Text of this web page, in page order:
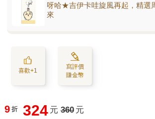
呀哈★吉伊卡哇旋風再起，精選
來
喜歡+1
寫評價
賺金幣
9 折 324 元 360 元